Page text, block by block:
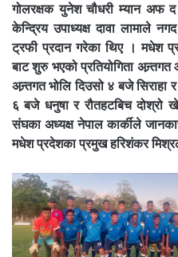
गोलरक्षक युनेश चौधरी म्यान अफ
केन्द्रिय उपाध्यक्ष दावा लामाले
ट्रफी प्रदान गरेका थिए । मधेश
बाट शुरु भएको प्रतियोगिता
अन्र्तगत भोलि दिउसो ४ बजे
६ बजे धनुषा र रौतहटबिच
संघका अध्यक्ष नेपाल कार्कीले
मधेश प्रदेशका प्रमुख हरिशंकर